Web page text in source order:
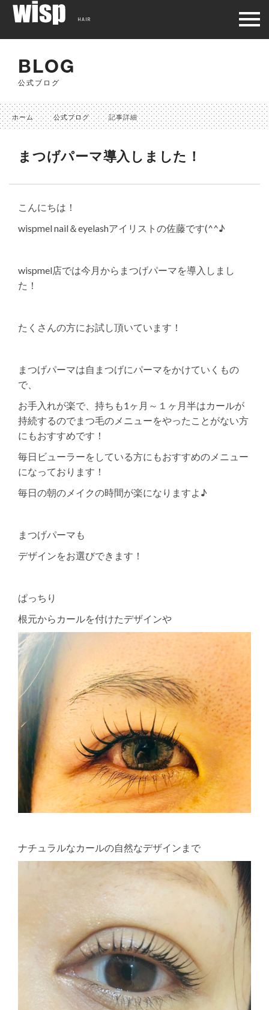
BLOG
公式ブログ
ホーム 公式ブログ 記事詳細
まつげパーマ導入しました！
こんにちは！
wispmel nail＆eyelashアイリストの佐藤です(^^♪
wispmel店では今月からまつげパーマを導入しまし
た！
たくさんの方にお試し頂いています！
まつげパーマは自まつげにパーマをかけていくもの
で、
お手入れが楽で、持ちも1ヶ月～１ヶ月半はカールが
持続するのでまつ毛のメニューをやったことがない方
にもおすすめです！
毎日ビューラーをしている方にもおすすめのメニュー
になっております！
毎日の朝のメイクの時間が楽になりますよ♪
まつげパーマも
デザインをお選びできます！
ぱっちり
根元からカールを付けたデザインや
ナチュラルなカールの自然なデザインまで
HAIR